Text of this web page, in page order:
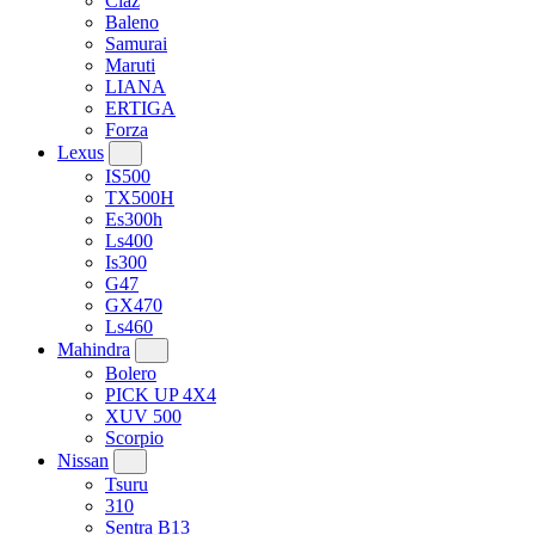
Baleno
Samurai
Maruti
LIANA
ERTIGA
Forza
Lexus
IS500
TX500H
Es300h
Ls400
Is300
G47
GX470
Ls460
Mahindra
Bolero
PICK UP 4X4
XUV 500
Scorpio
Nissan
Tsuru
310
Sentra B13